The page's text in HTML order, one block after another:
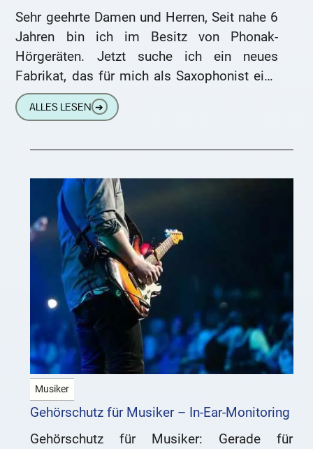
Sehr geehrte Damen und Herren, Seit nahe 6
Jahren bin ich im Besitz von Phonak-
Hörgeräten. Jetzt suche ich ein neues
Fabrikat, das für mich als Saxophonist eine
bessere Klangqualität bietet
ALLES LESEN ➔
Musiker
Gehörschutz für Musiker – In-Ear-Monitoring
Gehörschutz für Musiker: Gerade für